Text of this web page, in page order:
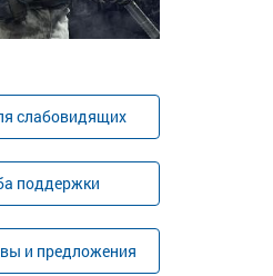
слабовидящих
поддержки
и предложения